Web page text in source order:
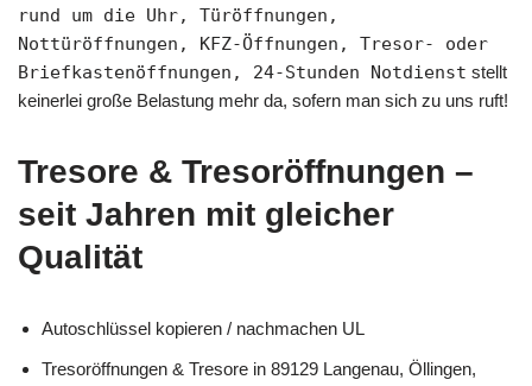
rund um die Uhr, Türöffnungen,
Nottüröffnungen, KFZ-Öffnungen, Tresor- oder
Briefkastenöffnungen, 24-Stunden Notdienst stellt
keinerlei große Belastung mehr da, sofern man sich zu uns ruft!
Tresore & Tresoröffnungen –
seit Jahren mit gleicher
Qualität
Autoschlüssel kopieren / nachmachen UL
Tresoröffnungen & Tresore in 89129 Langenau, Öllingen,